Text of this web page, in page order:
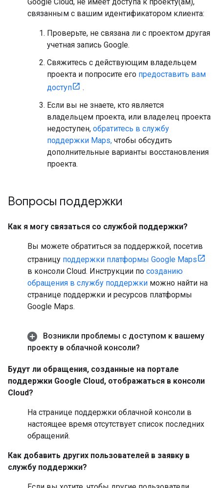
связанным с вашим идентификатором клиента:
Проверьте, не связана ли с проектом другая
учетная запись Google.
Свяжитесь с действующим владельцем
проекта и попросите его предоставить вам
доступ
.
Если вы не знаете, кто является
владельцем проекта, или владелец проекта
недоступен, обратитесь в службу
поддержки Maps, чтобы обсудить
дополнительные варианты восстановления
проекта.
Вопросы поддержки
Как я могу связаться со службой поддержки?
Вы можете обратиться за поддержкой, посетив
страницу поддержки платформы Google Maps
в консоли Cloud. Инструкции по созданию
обращения в службу поддержки можно найти на
странице поддержки и ресурсов платформы
Google Maps.
Возникли проблемы с доступом к вашему
проекту в облачной консоли?
Будут ли обращения, созданные на портале
поддержки Google Cloud, отображаться в консоли
Cloud?
На странице поддержки облачной консоли в
настоящее время отсутствует список последних
обращений.
Как добавить других пользователей в заявку в
службу поддержки?